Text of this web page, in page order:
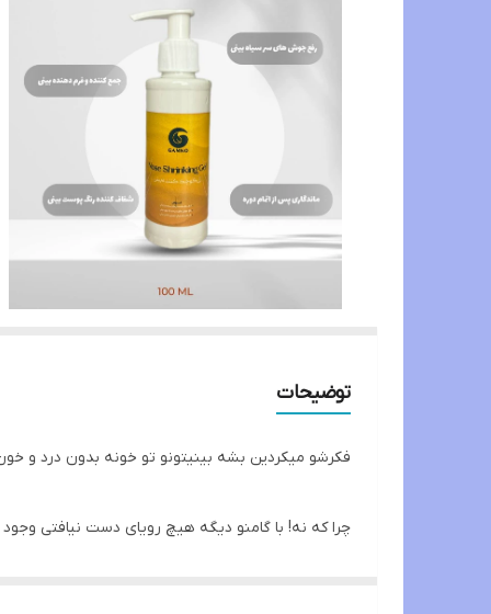
توضیحات
فکرشو میکردین بشه بینیتونو تو خونه بدون درد و
چرا که نه! با گامنو دیگه هیچ رویای دست نیافتی وجود